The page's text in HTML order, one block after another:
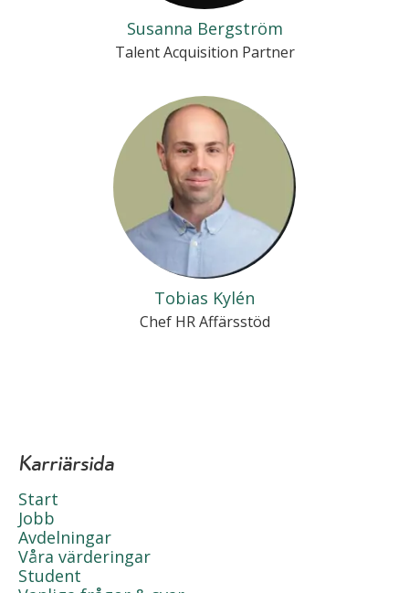
Susanna Bergström
Talent Acquisition Partner
Tobias Kylén
Chef HR Affärsstöd
Karriärsida
Start
Jobb
Avdelningar
Våra värderingar
Student